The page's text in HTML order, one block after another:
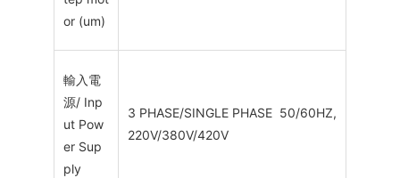
or (um)
輸入電
源/ Inp
ut Pow
er Sup
ply
3 PHASE/SINGLE PHASE 50/60HZ,
220V/380V/420V